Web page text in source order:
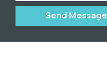
Send Message